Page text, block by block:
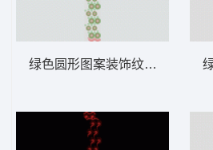
绿色圆形图案装饰纹样 窗帘版带